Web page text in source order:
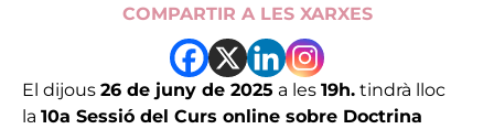
COMPARTIR A LES XARXES
El dijous 26 de juny de 2025 a les 19h. tindrà lloc
la 10a Sessió del Curs online sobre Doctrina